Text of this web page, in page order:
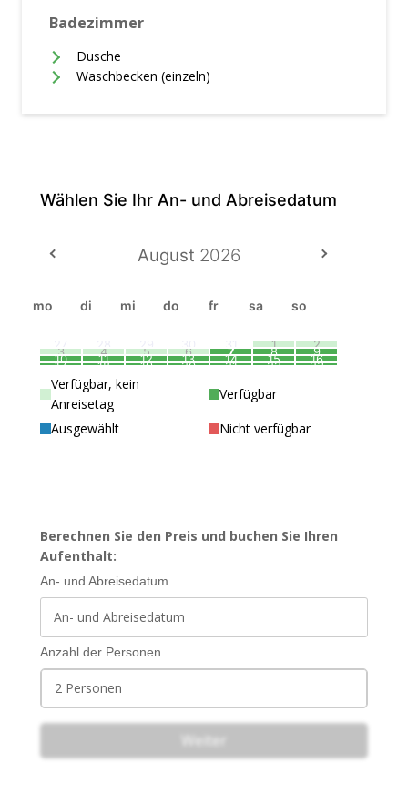
Badezimmer
Dusche
Waschbecken (einzeln)
August 2026
mo di mi do fr sa so
1 2
3 4 5 6 7 8 9
10 11 12 13 14 15 16
17 18 19 20 21 22 23
31 1
Verfügbar, kein
Anreisetag
Verfügbar
Ausgewählt
Nicht verfügbar
Berechnen Sie den Preis und buchen Sie Ihren
Aufenthalt:
An- und Abreisedatum
Anzahl der Personen
2 Personen